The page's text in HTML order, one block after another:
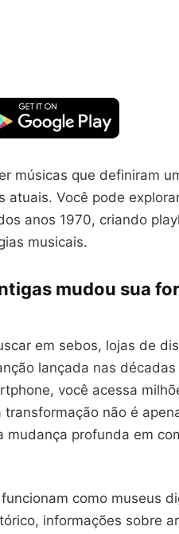
músicas que definiram
atuais. Você pode
anos 1970, criando
musicais.
mudou sua
em sebos, lojas de
lançada nas
você acessa
não é
mudança profunda em
como museus
informações sobre